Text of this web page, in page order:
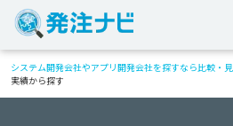
システム開発会社やアプリ開発会社を探すなら比較・見
実績から探す